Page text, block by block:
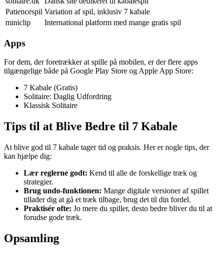
Patiencespil Variation af spil, inklusiv 7 kabale
miniclip
International platform med mange gratis spil
Apps
For dem, der foretrækker at spille på mobilen, er der flere apps
tilgængelige både på Google Play Store og Apple App Store:
7 Kabale (Gratis)
Solitaire: Daglig Udfordring
Klassisk Solitaire
Tips til at Blive Bedre til 7 Kabale
At blive god til 7 kabale tager tid og praksis. Her er nogle tips, der
kan hjælpe dig:
Lær reglerne godt: Kend til alle de forskellige træk og
strategier.
Brug undo-funktionen: Mange digitale versioner af spillet
tillader dig at gå et træk tilbage, brug det til din fordel.
Praktisér ofte: Jo mere du spiller, desto bedre bliver du til at
forudse gode træk.
Opsamling